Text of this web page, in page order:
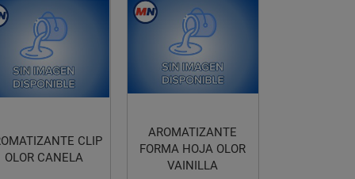
HOJA OLOR
VAINILLA
AROMATIZANTE
FORMA CEREZA
OLOR CEREZA